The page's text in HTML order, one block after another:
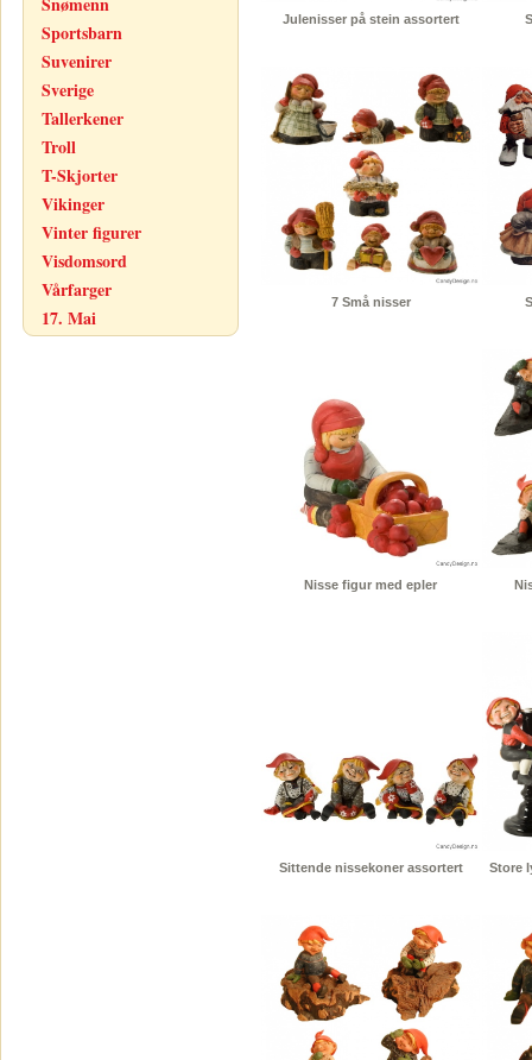
Sportsbarn
Suvenirer
Sverige
Tallerkener
Troll
T-Skjorter
Vikinger
Vinter figurer
Visdomsord
Vårfarger
17. Mai
Julenisser på stein assortert
7 Små nisser
Nisse figur med epler
Sittende nissekoner assortert Store